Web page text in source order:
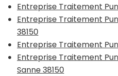
Entreprise Traitement
Entreprise Traitement
38150
Entreprise Traitement
Entreprise Traitement
Sanne 38150